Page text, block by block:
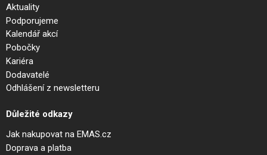
Aktuality
Podporujeme
Kalendář akcí
Pobočky
Kariéra
Dodavatelé
Odhlášení z newsletteru
Důležité odkazy
Jak nakupovat na EMAS.cz
Doprava a platba